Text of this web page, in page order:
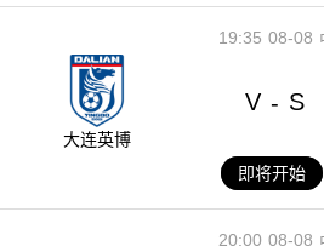
08-08
19:35
大连英博
V - S
即将开始
08-08
20:00